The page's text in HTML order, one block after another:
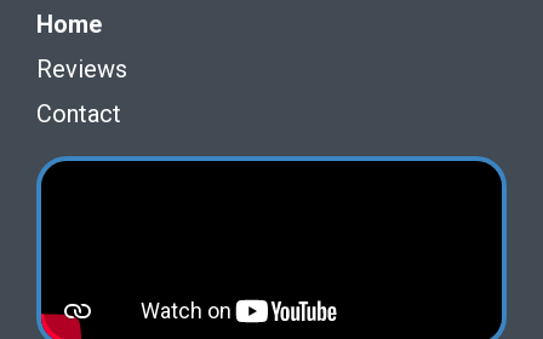
Home
Reviews
Contact